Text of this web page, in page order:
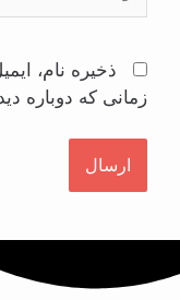
ذخیره نام،
زمانی که دوباره